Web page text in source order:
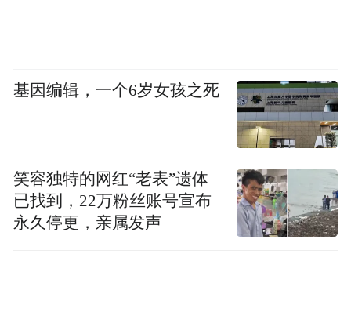
活动当天，保亭法院与海南师范大学法学院
举行了合作共建实习实训基地签约仪式，标
志着双方在共育法治人才方面迈出实质性步
伐。下一步，保亭法院将持续深化调研工
作，推动形成“比学赶超、提质增效”的良好
氛围，并依托共建平台，致力培养更多复合
基因编辑，一个6岁女孩之死
笑容独特的网红“老表”遗体
已找到，22万粉丝账号宣布
永久停更，亲属发声